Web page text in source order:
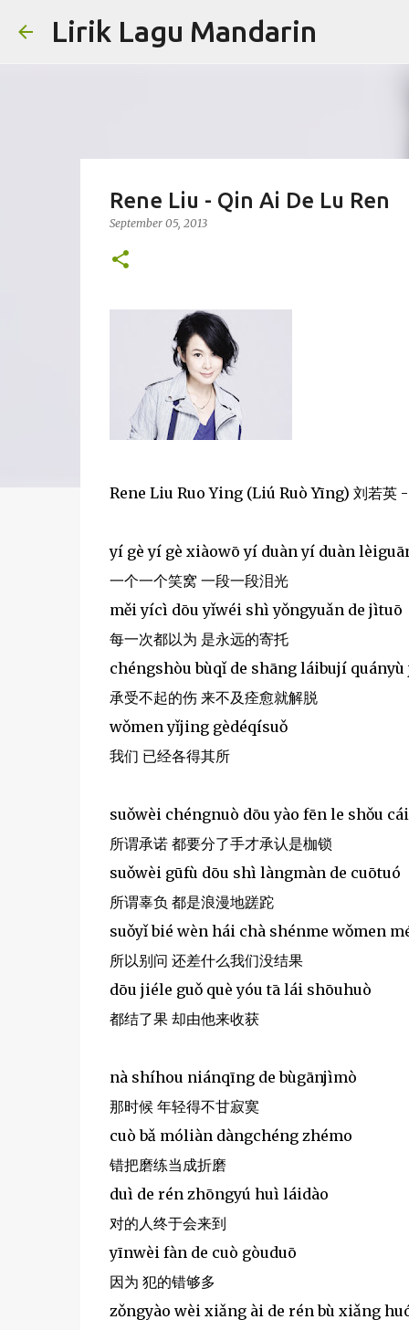
Lirik Lagu Mandarin
Rene Liu - Qin Ai De Lu Ren
September 05, 2013
Rene Liu Ruo Ying (Liú Ruò Yīng) 刘若英
yí gè yí gè xiàowō yí duàn yí duàn
一个一个笑窝 一段一段泪光
měi yícì dōu yǐwéi shì yǒngyuǎn de jìtuō
每一次都以为 是永远的寄托
chéngshòu bùqǐ de shāng láibují
承受不起的伤 来不及痊愈就解脱
wǒmen yǐjing gèdéqísuǒ
我们 已经各得其所
suǒwèi chéngnuò dōu yào fēn le shǒu
所谓承诺 都要分了手才承认是枷锁
suǒwèi gūfù dōu shì làngmàn de cuōtuó
所谓辜负 都是浪漫地蹉跎
suǒyǐ bié wèn hái chà shénme wǒmen
所以别问 还差什么我们没结果
dōu jiéle guǒ què yóu tā lái shōuhuò
都结了果 却由他来收获
nà shíhou niánqīng de bùgānjìmò
那时候 年轻得不甘寂寞
cuò bǎ móliàn dàngchéng zhémo
错把磨练当成折磨
duì de rén zhōngyú huì láidào
对的人终于会来到
yīnwèi fàn de cuò gòuduō
因为 犯的错够多
zǒngyào wèi xiǎng ài de rén bù xiǎng